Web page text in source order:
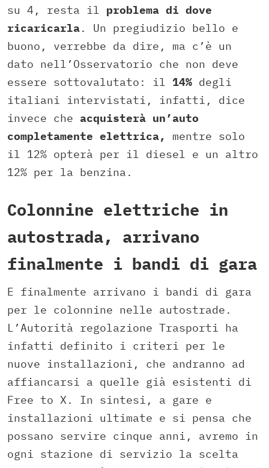
su 4, resta il problema di dove
ricaricarla. Un pregiudizio bello e
buono, verrebbe da dire, ma c’è un
dato nell’Osservatorio che non deve
essere sottovalutato: il 14% degli
italiani intervistati, infatti, dice
invece che acquisterà un’auto
completamente elettrica, mentre solo
il 12% opterà per il diesel e un altro
12% per la benzina.
Colonnine elettriche in
autostrada, arrivano
finalmente i bandi di gara
E finalmente arrivano i bandi di gara
per le colonnine nelle autostrade.
L’Autorità regolazione Trasporti ha
infatti definito i criteri per le
nuove installazioni, che andranno ad
affiancarsi a quelle già esistenti di
Free to X. In sintesi, a gare e
installazioni ultimate e si pensa che
possano servire cinque anni, avremo in
ogni stazione di servizio la scelta